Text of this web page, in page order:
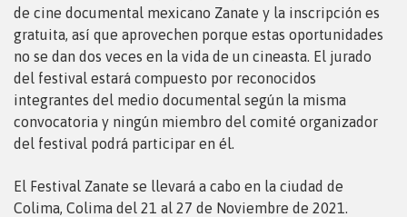
de cine documental mexicano Zanate y la inscripción es
gratuita, así que aprovechen porque estas oportunidades
no se dan dos veces en la vida de un cineasta. El jurado
del festival estará compuesto por reconocidos
integrantes del medio documental según la misma
convocatoria y ningún miembro del comité organizador
del festival podrá participar en él.
El Festival Zanate se llevará a cabo en la ciudad de
Colima, Colima del 21 al 27 de Noviembre de 2021.